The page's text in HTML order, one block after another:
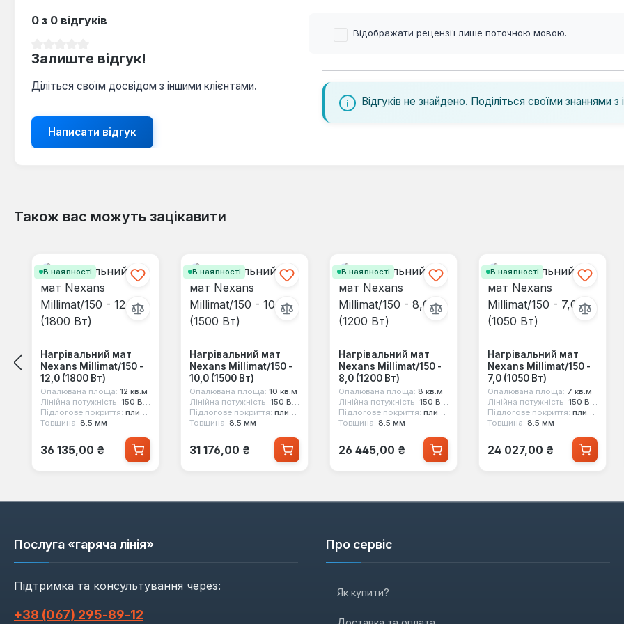
0 з 0 відгуків
Залиште відгук!
Діліться своїм досвідом з іншими клієнтами.
Написати відгук
Відображати рецензії лише поточною мовою.
Відгуків не знайдено. Поділіться своїми знаннями з
Також вас можуть зацікавити
В наявності
Нагрівальний мат
Nexans Millimat/150 -
12,0 (1800 Вт)
Опалювана площа: 12 кв.м
Лінійна потужність: 150 Вт/кв.м
Підлогове покриття: плитка
Товщина: 8.5 мм
Звичайна ціна:
36 135,00 ₴
В наявності
Нагрівальний мат
Nexans Millimat/150 -
10,0 (1500 Вт)
Опалювана площа: 10 кв.м
Лінійна потужність: 150 Вт/кв.м
Підлогове покриття: плитка
Товщина: 8.5 мм
Звичайна ціна:
31 176,00 ₴
В наявності
Нагрівальний мат
Nexans Millimat/150 -
8,0 (1200 Вт)
Опалювана площа: 8 кв.м
Лінійна потужність: 150 Вт/кв.м
Підлогове покриття: плитка
Товщина: 8.5 мм
Звичайна ціна:
26 445,00 ₴
В наявності
Нагрівальний мат
Nexans Millimat/150 -
7,0 (1050 Вт)
Опалювана площа: 7 кв.м
Лінійна потужність: 150 Вт/кв.м
Підлогове покриття: плитка
Товщина: 8.5 мм
Звичайна ціна:
24 027,00 ₴
Послуга «гаряча лінія»
Підтримка та консультування через:
+38 (067) 295‑89‑12
Про сервіс
Як купити?